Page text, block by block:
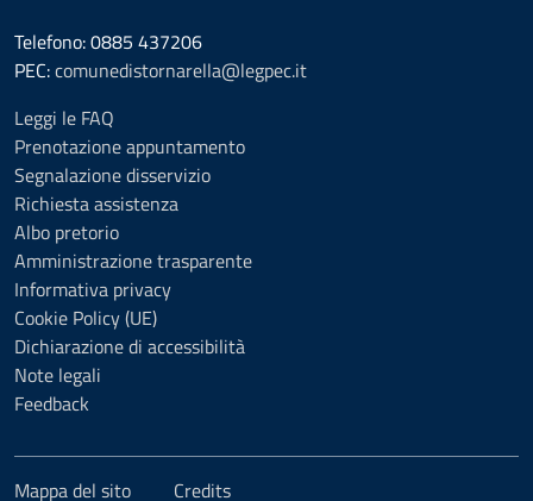
Telefono: 0885 437206
PEC:comunedistornarella@legpec.it
Leggi le FAQ
Prenotazione appuntamento
Segnalazione disservizio
Richiesta assistenza
Albo pretorio
Amministrazione trasparente
Informativa privacy
Cookie Policy (UE)
Dichiarazione di accessibilità
Note legali
Feedback
Mappa del sito Credits